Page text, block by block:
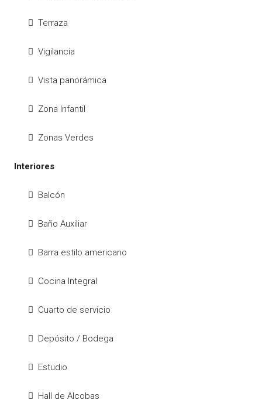
Terraza
Vigilancia
Vista panorámica
Zona Infantil
Zonas Verdes
Interiores
Balcón
Baño Auxiliar
Barra estilo americano
Cocina Integral
Cuarto de servicio
Depósito / Bodega
Estudio
Hall de Alcobas